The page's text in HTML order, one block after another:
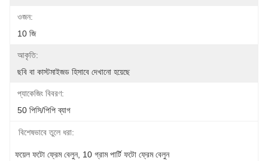
ওজন:
10 জি
আকৃতি:
ছবি বা কাস্টমাইজড হিসাবে দেখানো হয়েছে
প্যাকেজিং বিবরণ:
50 পিসি/পিপি ব্যাগ
বিশেষভাবে তুলে ধরা:
ফয়েল ফটো ফ্রেম বেলুন, 10 গ্রাম পার্টি ফটো ফ্রেম বেলুন